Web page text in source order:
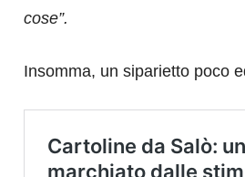
cose”.
Insomma, un siparietto poco